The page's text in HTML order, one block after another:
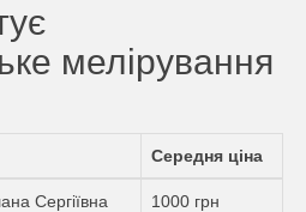
мелірування
Середня ціна
Сергіївна 1000 грн